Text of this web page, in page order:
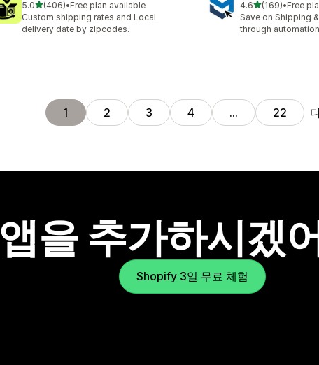
5.0별 5개 중
(406)
총 리뷰 406개
•Free plan available
Custom shipping rates and Local
delivery date by zipcodes.
4.6별 5개 중
(169)
총 리뷰 169개
•Free
Save on Shipping
through
1 2 3 4 … 22
앱을 추가하시겠
Shopify 3일 무료 체험